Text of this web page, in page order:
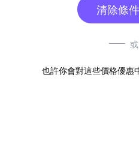
清除條
或
也許你會對這些價格優惠